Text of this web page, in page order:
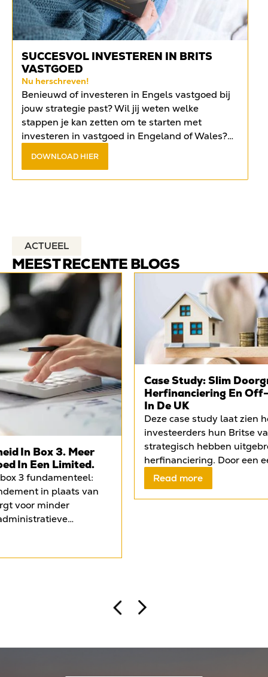
SUCCESVOL INVESTEREN IN BRITS
VASTGOED
Nu herschreven!
Benieuwd of investeren in Engels vastgoed bij
jouw strategie past? Wil jij weten welke
stappen je kan zetten om te starten met
investeren in vastgoed in Engeland of Wales?
DOWNLOAD HIER
ACTUEEL
MEEST RECENTE BLOGS
In Box 3. Meer
In Een Limited.
3 fundamenteel:
in plaats van
voor minder
met strengere
Case Study: Slim
Herfinanciering En
In De UK
Deze case study laat zien
investeerders hun Britse
strategisch hebben
herfinanciering. Door een
Liverpool onder te
mortgage, konden zij
het object te verkopen en
begeleid, buitenlandse
Read more